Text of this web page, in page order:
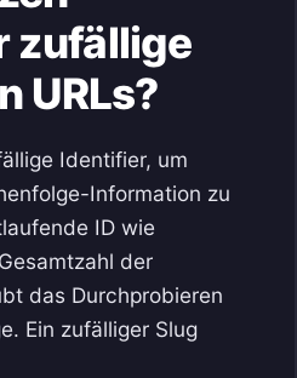
zufällige
URLs?
Identifier, um
Information zu
ID wie
der
das Durchprobieren
Ein zufälliger Slug